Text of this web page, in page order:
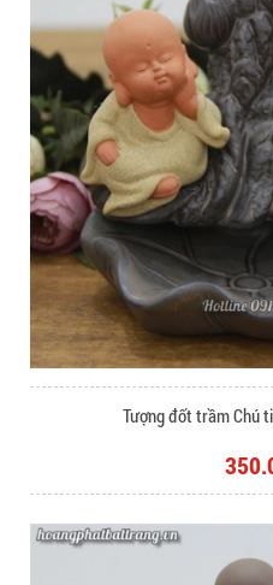
Tượng đốt trầm Chú